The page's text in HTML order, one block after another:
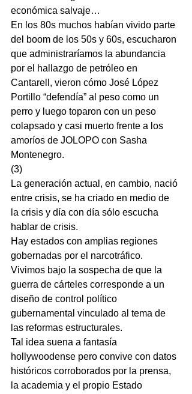
económica salvaje…
En los 80s muchos habían vivido parte
del boom de los 50s y 60s, escucharon
que administraríamos la abundancia
por el hallazgo de petróleo en
Cantarell, vieron cómo José López
Portillo “defendía” al peso como un
perro y luego toparon con un peso
colapsado y casi muerto frente a los
amoríos de JOLOPO con Sasha
Montenegro.
(3)
La generación actual, en cambio, nació
entre crisis, se ha criado en medio de
la crisis y día con día sólo escucha
hablar de crisis.
Hay estados con amplias regiones
gobernadas por el narcotráfico.
Vivimos bajo la sospecha de que la
guerra de cárteles corresponde a un
diseño de control político
gubernamental vinculado al tema de
las reformas estructurales.
Tal idea suena a fantasía
hollywoodense pero convive con datos
históricos corroborados por la prensa,
la academia y el propio Estado